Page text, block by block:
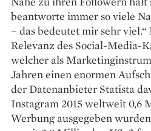
beantworte immer so viele
– das bedeutet mir sehr
Relevanz des Social-Media-
welcher als
Jahren einen enormen
der Datenanbieter Statista
Instagram 2015 weltweit 0,6
Werbung ausgegeben